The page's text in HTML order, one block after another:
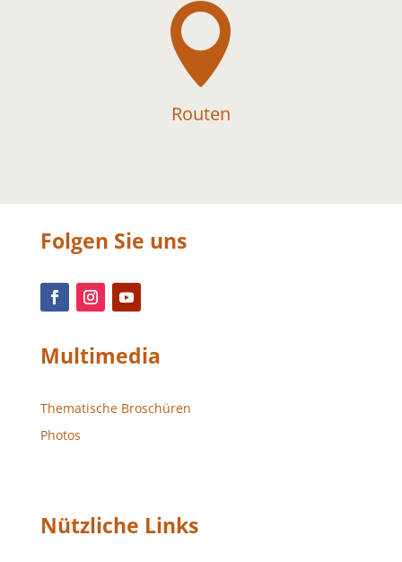

Routen
Folgen Sie uns
Multimedia
Thematische Broschüren
Photos
Nützliche Links